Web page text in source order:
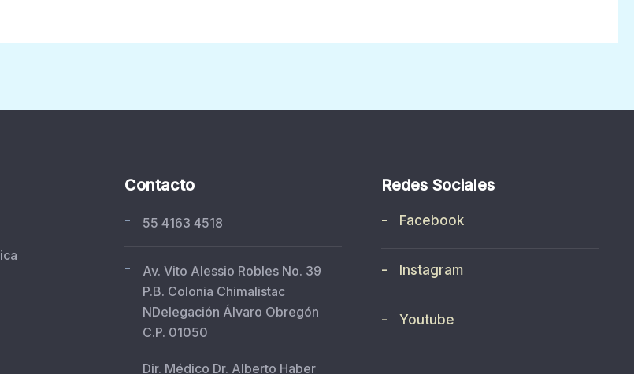
Contacto
- 55 4163 4518
-
Av. Vito Alessio Robles No. 39
P.B. Colonia Chimalistac
NDelegación Álvaro Obregón
C.P. 01050
Dir. Médico Dr. Alberto Haber
Redes Sociales
- Facebook
- Instagram
- Youtube